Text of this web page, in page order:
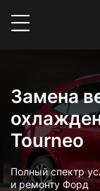
Замена
Tourneo
Полный спектр
и ремонту Форд